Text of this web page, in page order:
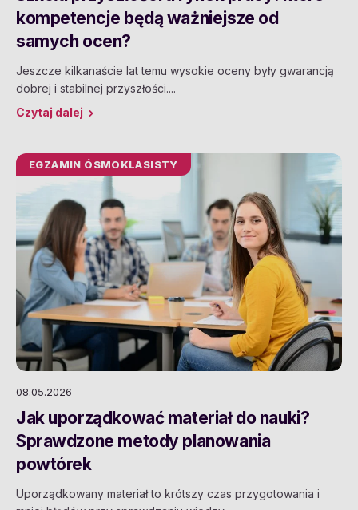
kompetencje będą ważniejsze od
samych ocen?
Jeszcze kilkanaście lat temu wysokie oceny były gwarancją
dobrej i stabilnej przyszłości....
Czytaj dalej
EGZAMIN ÓSMOKLASISTY
08.05.2026
Jak uporządkować materiał do nauki?
Sprawdzone metody planowania
powtórek
Uporządkowany materiał to krótszy czas przygotowania i